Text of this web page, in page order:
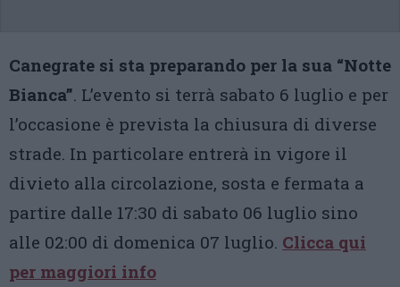
Canegrate si sta preparando per la sua “Notte
Bianca”. L’evento si terrà sabato 6 luglio e per
l’occasione è prevista la chiusura di diverse
strade. In particolare entrerà in vigore il
divieto alla circolazione, sosta e fermata a
partire dalle 17:30 di sabato 06 luglio sino
alle 02:00 di domenica 07 luglio. Clicca qui
per maggiori info